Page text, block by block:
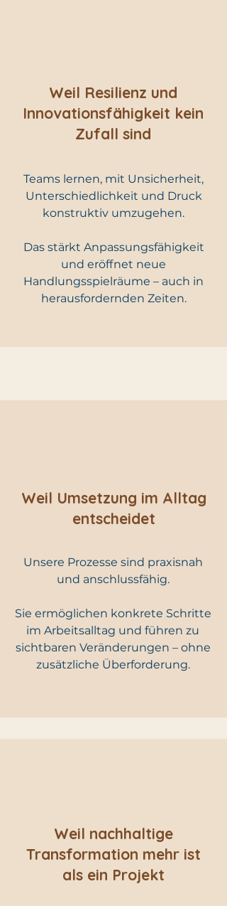
Weil Resilienz und
Innovationsfähigkeit kein
Zufall sind
Teams lernen, mit Unsicherheit,
Unterschiedlichkeit und Druck
konstruktiv umzugehen.
Das stärkt Anpassungsfähigkeit
und eröffnet neue
Handlungsspielräume – auch in
herausfordernden Zeiten.
Weil Umsetzung im Alltag
entscheidet
Unsere Prozesse sind praxisnah
und anschlussfähig.
Sie ermöglichen konkrete Schritte
im Arbeitsalltag und führen zu
sichtbaren Veränderungen – ohne
zusätzliche Überforderung.
Weil nachhaltige
Transformation mehr ist
als ein Projekt